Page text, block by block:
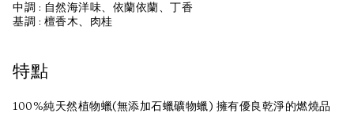
中調 : 自然海洋味、依蘭依蘭、丁香
基調 : 檀香木、肉桂
特點
100%純天然植物蠟(無添加石蠟礦物蠟) 擁有優良乾淨的燃燒品